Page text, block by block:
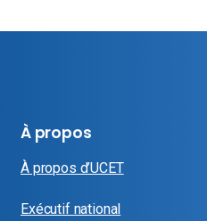
À propos
À propos d’UCET
Exécutif national